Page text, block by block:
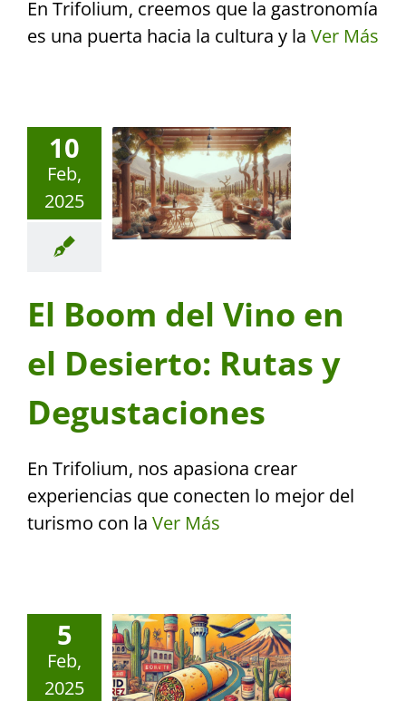
En Trifolium, creemos que la gastronomía
es una puerta hacia la cultura y la Ver Más
10
Feb,
2025
El Boom del Vino en
el Desierto: Rutas y
Degustaciones
En Trifolium, nos apasiona crear
experiencias que conecten lo mejor del
turismo con la Ver Más
5
Feb,
2025